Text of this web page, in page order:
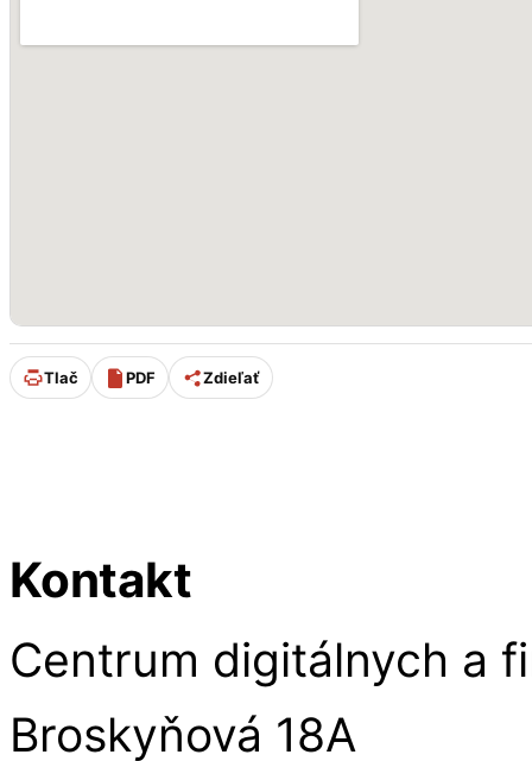
Tlač PDF Zdieľať
Kontakt
Centrum digitálnych a
Broskyňová 18A